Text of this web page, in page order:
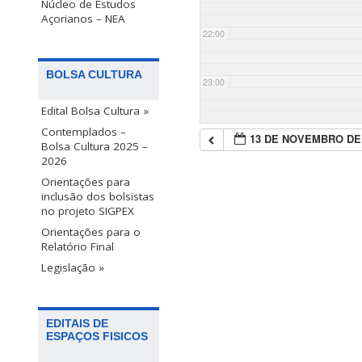
Núcleo de Estudos
Açorianos – NEA
BOLSA CULTURA
Edital Bolsa Cultura »
Contemplados –
Bolsa Cultura 2025 –
2026
Orientações para
inclusão dos bolsistas
no projeto SIGPEX
Orientações para o
Relatório Final
Legislação »
EDITAIS DE
ESPAÇOS FISICOS
22:00
23:00
13 DE NOVEMBRO